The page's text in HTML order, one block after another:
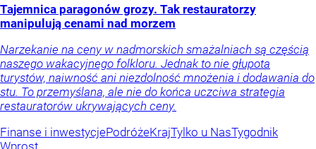
Tajemnica paragonów grozy. Tak restauratorzy
manipulują cenami nad morzem
Narzekanie na ceny w nadmorskich smażalniach są częścią
naszego wakacyjnego folkloru. Jednak to nie głupota
turystów, naiwność ani niezdolność mnożenia i dodawania do
stu. To przemyślana, ale nie do końca uczciwa strategia
restauratorów ukrywających ceny.
Finanse i inwestycjePodróżeKrajTylko u NasTygodnik